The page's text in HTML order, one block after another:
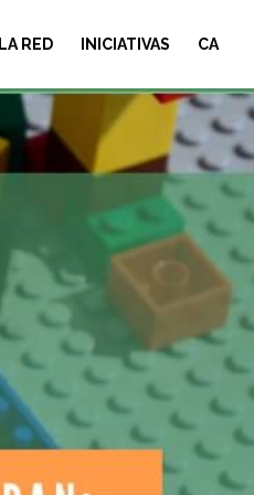
LA RED INICIATIVAS CA